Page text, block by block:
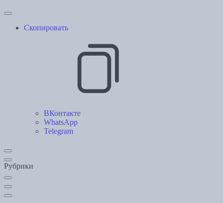
Скопировать
ВКонтакте
WhatsApp
Telegram
Рубрики